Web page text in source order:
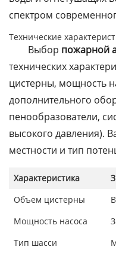
спектром
Технические
Выбор пожарной
технических
цистерны, мощность
дополнительного
пенообразователи,
высокого давления).
местности и тип
Характеристика
Объем цистерны
Мощность насоса
Тип шасси